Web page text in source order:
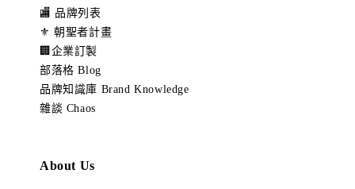
🏬 品牌列表
⚜️ 朝聖者計畫
🏢企業訂製
部落格 Blog
品牌知識庫 Brand Knowledge
雜談 Chaos
About Us